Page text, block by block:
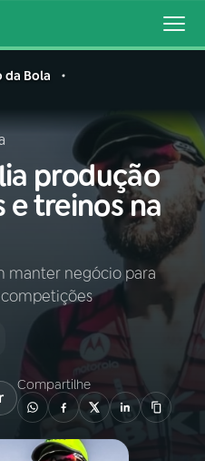
da Bola
produção
e treinos na
manter negócio para
Compartilhe